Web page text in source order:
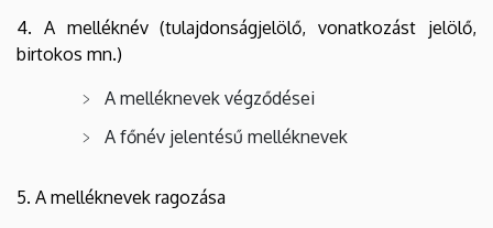
4. A melléknév (tulajdonságjelölő, vonatkozást jelölő,
birtokos mn.)
A melléknevek végződései
A főnév jelentésű melléknevek
5. A melléknevek ragozása